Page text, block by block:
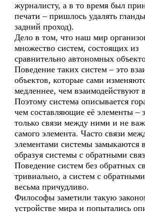
журналисту, а в то время был
печати – пришлось удалять
задний проход).
Дело в том, что наш мир
множество систем, состоящих из
сравнительно автономных
Поведение таких систем – это
объектов, которые сами
медленнее, чем взаимодействуют
Поэтому система описывается
чем составляющие её элементы –
только связи между ними и не
самого элемента. Часто связи
элементами системы замыкаются
образуя системы с обратными
Поведение систем без обратных
тривиально, а систем с
весьма причудливо.
Философы заметили такую
устройстве мира и попытались